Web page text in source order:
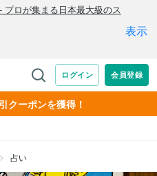
クーポンを獲得！
占い